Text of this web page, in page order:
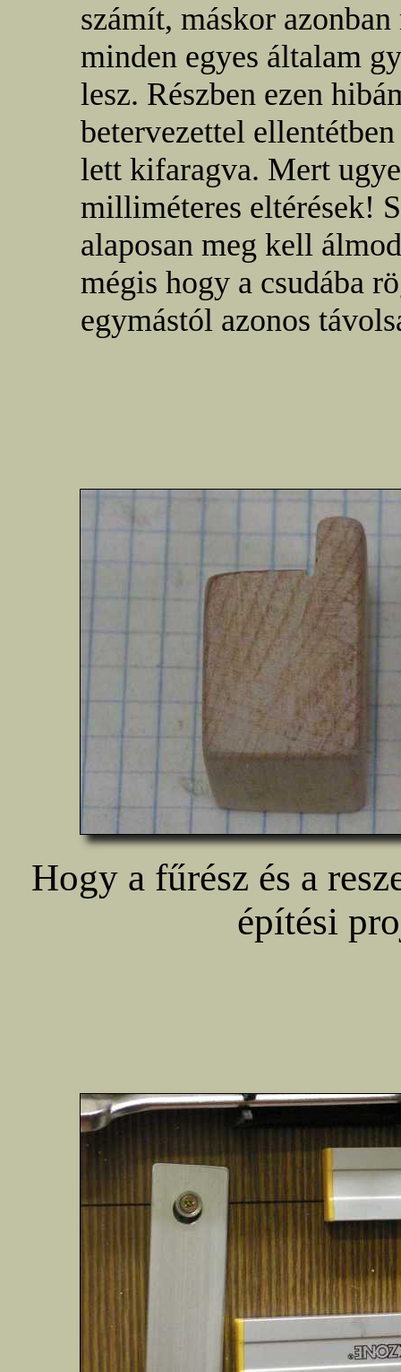
számít, máskor
minden egyes általam
lesz. Részben ezen
betervezettel
lett kifaragva. Mert
milliméteres eltérések!
alaposan meg kell
mégis hogy a csudába
egymástól azonos
Hogy a fűrész és a
építési